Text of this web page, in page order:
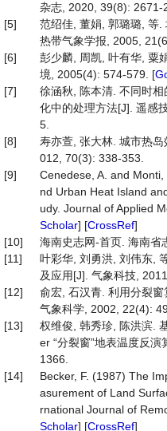
杂志, 2020, 39(8): 2671-
[5]
范绍佳, 董娟, 郭璐璐, 等.
热带气象学报, 2005,
[6]
彭少麟, 周凯, 叶有华, 粟
境, 2005(4): 574-579. [
[7]
徐涵秋, 陈本清. 不同时
化中的处理方法[J]. 遥感
5.
[8]
寿亦萱, 张大林. 城市热
012, 70(3): 338-353.
[9]
Cenedese, A. and
nd Urban Heat Island
udy. Journal of Applied
Scholar] [CrossRef]
[10]
海南史志网-首页. 海南省
[11]
叶彩华, 刘勇洪, 刘伟东,
及应用[J]. 气象科技,
[12]
俞宏, 石汉青. 利用分裂窗
气象科学, 2002, 22(4):
[13]
权维俊, 韩秀珍, 陈洪滨.
er “分裂窗”地表温度反
1366.
[14]
Becker, F. (1987) The
asurement of Land
rnational Journal of
Scholar] [CrossRef]